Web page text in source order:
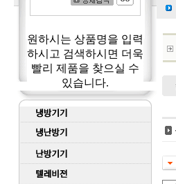
원하시는 상품명을 입력
하시고 검색하시면 더욱
빨리 제품을 찾으실 수
있습니다.